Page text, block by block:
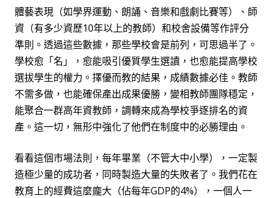
體藝表現（如學界運動、朗誦、音樂和戲劇比賽等）、師
資（有多少資歷10年以上的教師）和校舍設備等作評分
準則。透過這些數據，那些學校會是前列，可思過半了。
學校愈「名」，愈能吸引優質學生選讀，也愈能提高學校
選拔學生的權力。擇優而教的結果，成績數據必佳。教師
不需多做，也能確保產出成果優勝，變相教師團隊穩定，
能聚合一群高年資教師，調轉來成為學校爭逐排名的資
產。這一切，無形中強化了他們在制度中的必勝理由。
看看這個市場法則，每年畢業（不管大中小學），一定製
造極少量的成功者，同時製造大量的失敗者了。我們花在
教育上的經費這麼龐大（佔每年GDP的4%）
，一個人一